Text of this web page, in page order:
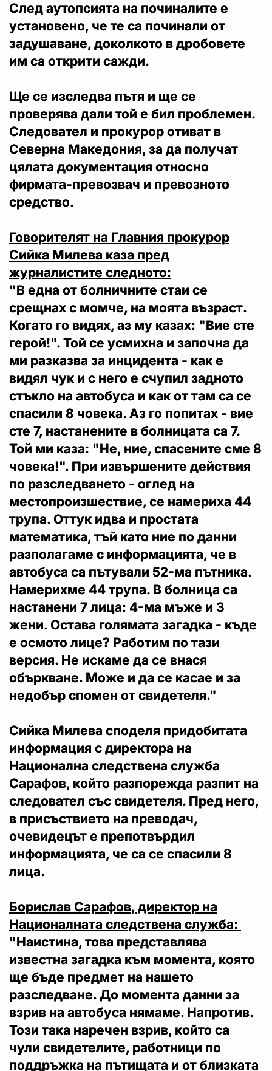
След аутопсията на починалите е
установено, че те са починали от
задушаване, доколкото в дробовете
им са открити сажди.
Ще се изследва пътя и ще се
проверява дали той е бил проблемен.
Следовател и прокурор отиват в
Северна Македония, за да получат
цялата документация относно
фирмата-превозвач и превозното
средство.
Говорителят на Главния прокурор
Сийка Милева каза пред
журналистите следното:
"В една от болничните стаи се
срещнах с момче, на моята възраст.
Когато го видях, аз му казах: "Вие сте
герой!". Той се усмихна и започна да
ми разказва за инцидента - как е
видял чук и с него е счупил задното
стъкло на автобуса и как от там са се
спасили 8 човека. Аз го попитах - вие
сте 7, настанените в болницата са 7.
Той ми каза: "Не, ние, спасените сме 8
човека!". При извършените действия
по разследването - оглед на
местопроизшествие, се намериха 44
трупа. Оттук идва и простата
математика, тъй като ние по данни
разполагаме с информацията, че в
автобуса са пътували 52-ма пътника.
Намерихме 44 трупа. В болница са
настанени 7 лица: 4-ма мъже и 3
жени. Остава голямата загадка - къде
е осмото лице? Работим по тази
версия. Не искаме да се внася
объркване. Може и да се касае и за
недобър спомен от свидетеля."
Сийка Милева споделя придобитата
информация с директора на
Национална следствена служба
Сарафов, който разпорежда разпит на
следовател със свидетеля. Пред него,
в присъствието на преводач,
очевидецът е препотвърдил
информацията, че са се спасили 8
лица.
Борислав Сарафов, директор на
Националната следствена служба:
"Наистина, това представлява
известна загадка към момента, която
ще бъде предмет на нашето
разследване. До момента данни за
взрив на автобуса нямаме. Напротив.
Този така наречен взрив, който са
чули свидетелите, работници по
поддръжка на пътищата и от близката